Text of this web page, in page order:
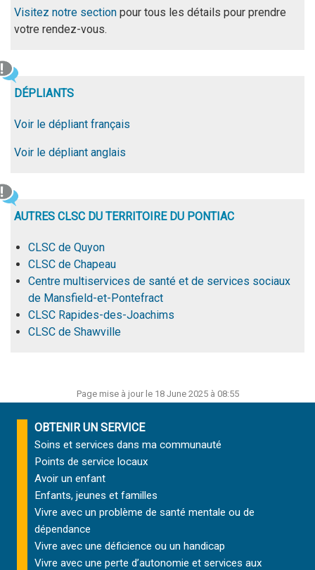
Visitez notre section pour tous les détails pour prendre
votre rendez-vous.
DÉPLIANTS
Voir le dépliant français
Voir le dépliant anglais
AUTRES CLSC DU TERRITOIRE DU PONTIAC
CLSC de Quyon
CLSC de Chapeau
Centre multiservices de santé et de services sociaux
de Mansfield-et-Pontefract
CLSC Rapides-des-Joachims
CLSC de Shawville
Page mise à jour le 18 June 2025 à 08:55
OBTENIR UN SERVICE
Soins et services dans ma communauté
Points de service locaux
Avoir un enfant
Enfants, jeunes et familles
Vivre avec un problème de santé mentale ou de
dépendance
Vivre avec une déficience ou un handicap
Vivre avec une perte d’autonomie et services aux